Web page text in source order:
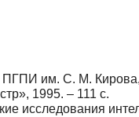
ПГПИ им. С. М.
1995. – 111 с.
исследования